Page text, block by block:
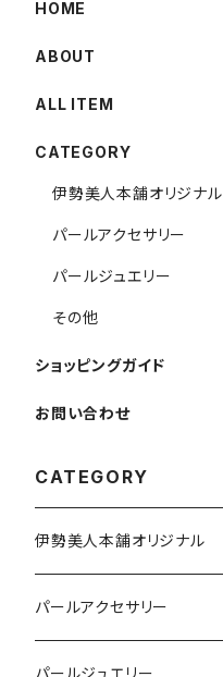
HOME
ABOUT
ALL ITEM
CATEGORY
伊勢美人本舗オリジナル
パールアクセサリー
パールジュエリー
その他
ショッピングガイド
お問い合わせ
CATEGORY
伊勢美人本舗オリジナル
パールアクセサリー
パールジュエリー